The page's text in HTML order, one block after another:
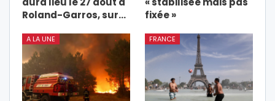
Roland-Garros, sur…
fixée »
A LA UNE FRANCE